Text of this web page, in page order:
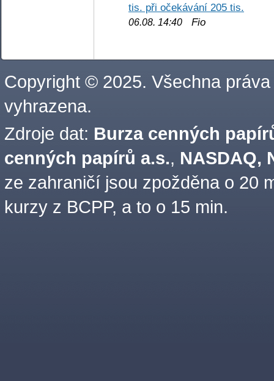
tis. při očekávání 205 tis.
06.08. 14:40 Fio
Copyright © 2025. Všechna práva
vyhrazena.
Zdroje dat: Burza cenných
cenných papírů a.s., NASDAQ,
ze zahraničí jsou zpožděna o 20
kurzy z BCPP, a to o 15 min.